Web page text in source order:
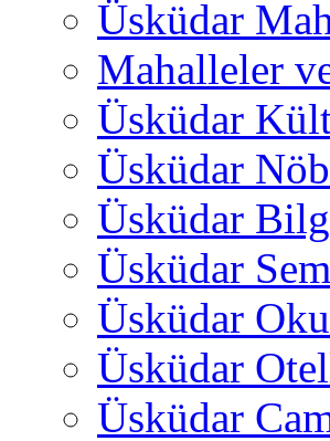
Üsküdar
Mahalleler
Üsküdar
Üsküdar
Üsküdar
Üsküdar
Üsküdar
Üsküdar
Üsküdar